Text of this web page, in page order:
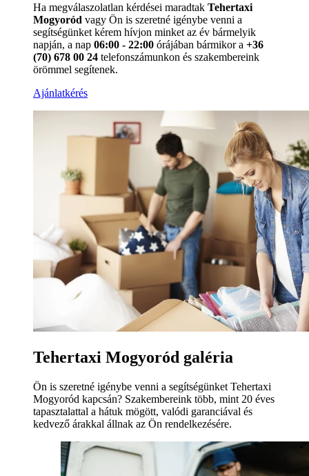
Ha megválaszolatlan kérdései maradtak Tehertaxi
Mogyoród vagy Ön is szeretné igénybe venni a
segítségünket kérem hívjon minket az év bármelyik
napján, a nap 06:00 - 22:00 órájában bármikor a +36
(70) 678 00 24 telefonszámunkon és szakembereink
örömmel segítenek.
Ajánlatkérés
Tehertaxi Mogyoród galéria
Ön is szeretné igénybe venni a segítségünket Tehertaxi
Mogyoród kapcsán? Szakembereink több, mint 20 éves
tapasztalattal a hátuk mögött, valódi garanciával és
kedvező árakkal állnak az Ön rendelkezésére.